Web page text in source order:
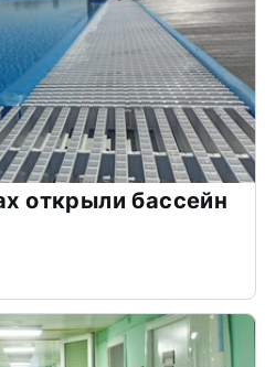
открыли бассейн